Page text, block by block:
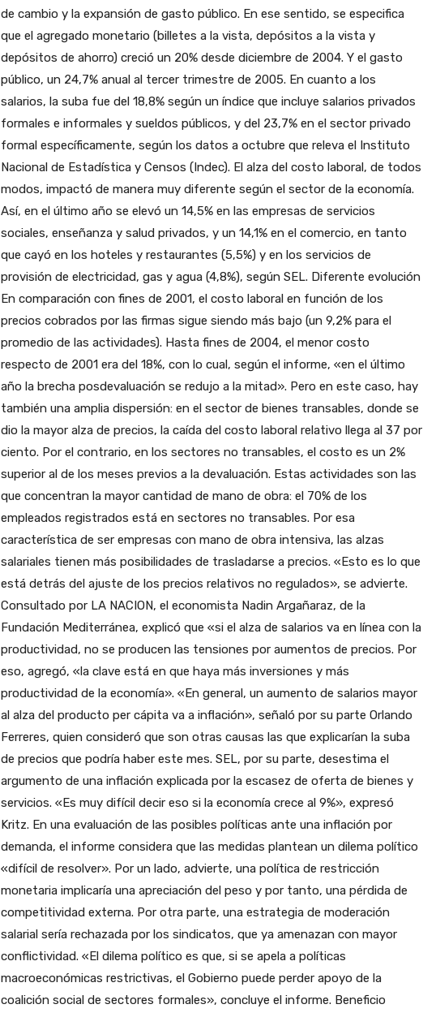
de cambio y la expansión de gasto público. En ese sentido, se especifica
que el agregado monetario (billetes a la vista, depósitos a la vista y
depósitos de ahorro) creció un 20% desde diciembre de 2004. Y el gasto
público, un 24,7% anual al tercer trimestre de 2005. En cuanto a los
salarios, la suba fue del 18,8% según un índice que incluye salarios privados
formales e informales y sueldos públicos, y del 23,7% en el sector privado
formal específicamente, según los datos a octubre que releva el Instituto
Nacional de Estadística y Censos (Indec). El alza del costo laboral, de todos
modos, impactó de manera muy diferente según el sector de la economía.
Así, en el último año se elevó un 14,5% en las empresas de servicios
sociales, enseñanza y salud privados, y un 14,1% en el comercio, en tanto
que cayó en los hoteles y restaurantes (5,5%) y en los servicios de
provisión de electricidad, gas y agua (4,8%), según SEL. Diferente evolución
En comparación con fines de 2001, el costo laboral en función de los
precios cobrados por las firmas sigue siendo más bajo (un 9,2% para el
promedio de las actividades). Hasta fines de 2004, el menor costo
respecto de 2001 era del 18%, con lo cual, según el informe, «en el último
año la brecha posdevaluación se redujo a la mitad». Pero en este caso, hay
también una amplia dispersión: en el sector de bienes transables, donde se
dio la mayor alza de precios, la caída del costo laboral relativo llega al 37 por
ciento. Por el contrario, en los sectores no transables, el costo es un 2%
superior al de los meses previos a la devaluación. Estas actividades son las
que concentran la mayor cantidad de mano de obra: el 70% de los
empleados registrados está en sectores no transables. Por esa
característica de ser empresas con mano de obra intensiva, las alzas
salariales tienen más posibilidades de trasladarse a precios. «Esto es lo que
está detrás del ajuste de los precios relativos no regulados», se advierte.
Consultado por LA NACION, el economista Nadin Argañaraz, de la
Fundación Mediterránea, explicó que «si el alza de salarios va en línea con la
productividad, no se producen las tensiones por aumentos de precios. Por
eso, agregó, «la clave está en que haya más inversiones y más
productividad de la economía». «En general, un aumento de salarios mayor
al alza del producto per cápita va a inflación», señaló por su parte Orlando
Ferreres, quien consideró que son otras causas las que explicarían la suba
de precios que podría haber este mes. SEL, por su parte, desestima el
argumento de una inflación explicada por la escasez de oferta de bienes y
servicios. «Es muy difícil decir eso si la economía crece al 9%», expresó
Kritz. En una evaluación de las posibles políticas ante una inflación por
demanda, el informe considera que las medidas plantean un dilema político
«difícil de resolver». Por un lado, advierte, una política de restricción
monetaria implicaría una apreciación del peso y por tanto, una pérdida de
competitividad externa. Por otra parte, una estrategia de moderación
salarial sería rechazada por los sindicatos, que ya amenazan con mayor
conflictividad. «El dilema político es que, si se apela a políticas
macroeconómicas restrictivas, el Gobierno puede perder apoyo de la
coalición social de sectores formales», concluye el informe. Beneficio